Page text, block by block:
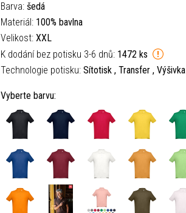
Barva: šedá
Materiál: 100% bavlna
Velikost: XXL
K dodání bez potisku 3-6 dnů: 1472 ks
Technologie potisku: Sítotisk , Transfer , Výšivka
Vyberte barvu: